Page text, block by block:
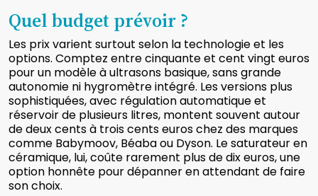
Quel budget prévoir ?
Les prix varient surtout selon la technologie et les
options. Comptez entre cinquante et cent vingt euros
pour un modèle à ultrasons basique, sans grande
autonomie ni hygromètre intégré. Les versions plus
sophistiquées, avec régulation automatique et
réservoir de plusieurs litres, montent souvent autour
de deux cents à trois cents euros chez des marques
comme Babymoov, Béaba ou Dyson. Le saturateur en
céramique, lui, coûte rarement plus de dix euros, une
option honnête pour dépanner en attendant de faire
son choix.